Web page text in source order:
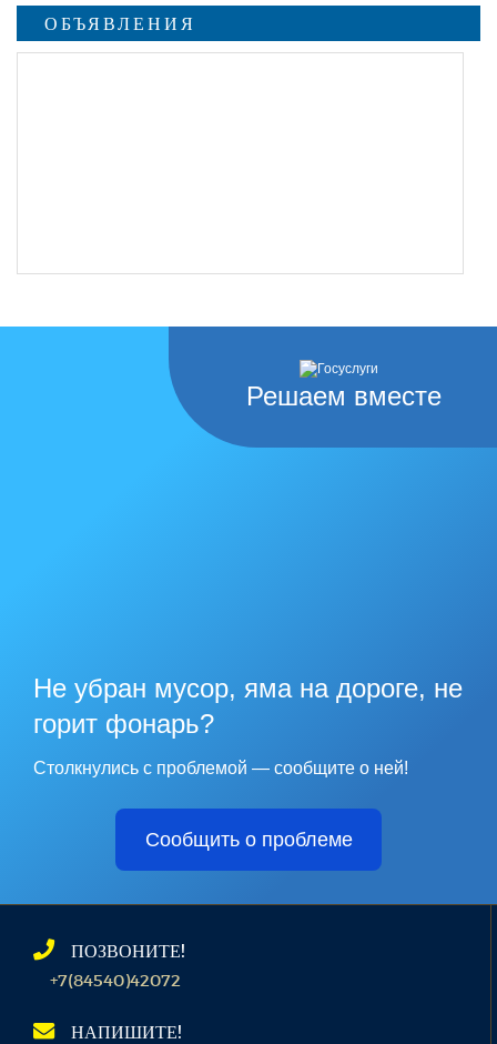
ОБЪЯВЛЕНИЯ
Решаем вместе
Не убран мусор, яма на дороге, не
горит фонарь?
Столкнулись с проблемой — сообщите о ней!
Сообщить о проблеме
ПОЗВОНИТЕ!
+7(84540)42072
НАПИШИТЕ!